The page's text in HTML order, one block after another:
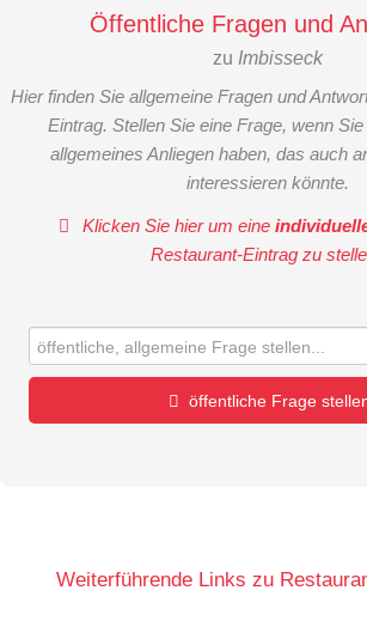
Öffentliche Fragen und
zu Imbisseck
Hier finden Sie allgemeine Fragen und
Eintrag. Stellen Sie eine Frage, wenn
allgemeines Anliegen haben, das auch
interessieren könnte.
Klicken Sie hier um eine
Restaurant-Eintrag zu
öffentliche Frage
Weiterführende Links zu